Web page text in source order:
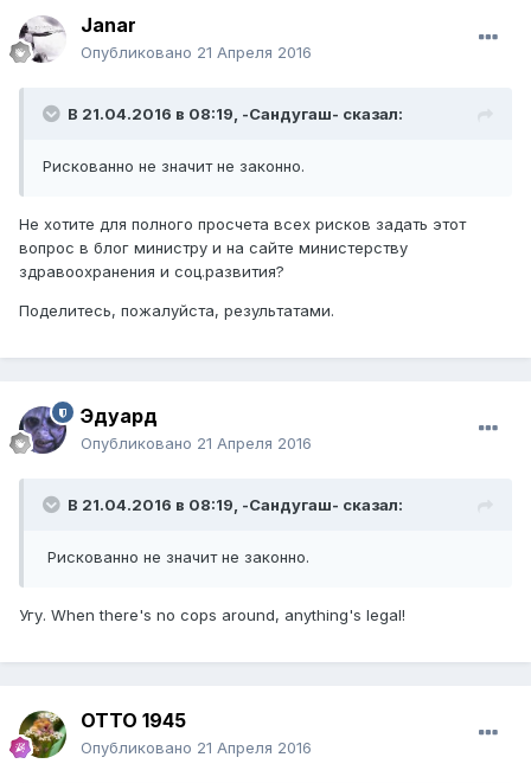
Janar
Опубликовано 21 Апреля 2016
В 21.04.2016 в 08:19, -Сандугаш- сказал:
Рискованно не значит не законно.
Не хотите для полного просчета всех рисков задать этот
вопрос в блог министру и на сайте министерству
здравоохранения и соц.развития?
Поделитесь, пожалуйста, результатами.
Эдуард
Опубликовано 21 Апреля 2016
В 21.04.2016 в 08:19, -Сандугаш- сказал:
Рискованно не значит не законно.
Угу. When there's no cops around, anything's legal!
ОТТО 1945
Опубликовано 21 Апреля 2016